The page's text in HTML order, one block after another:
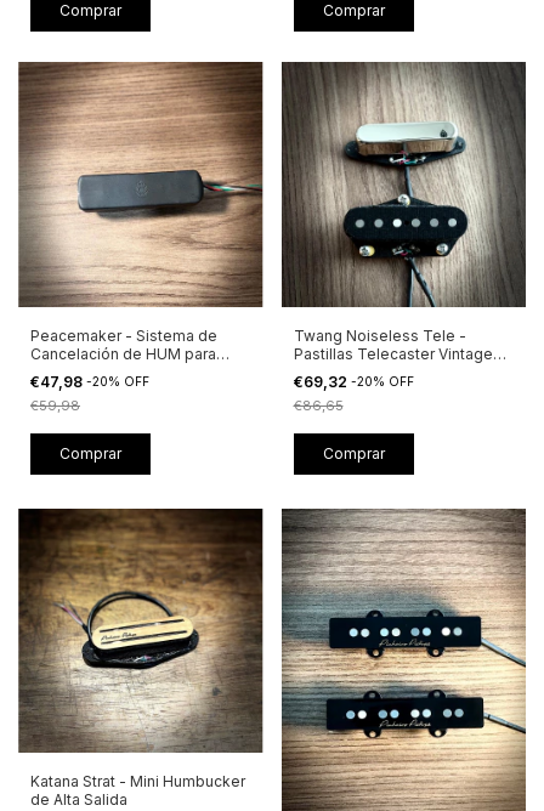
Comprar Comprar
Peacemaker - Sistema de
Cancelación de HUM para
€47,98 -20% OFF
€59,98
Twang Noiseless Tele -
Pastillas Telecaster Vintage
€69,32 -20% OFF
€86,65
Comprar
Katana Strat - Mini Humbucker
de Alta Salida